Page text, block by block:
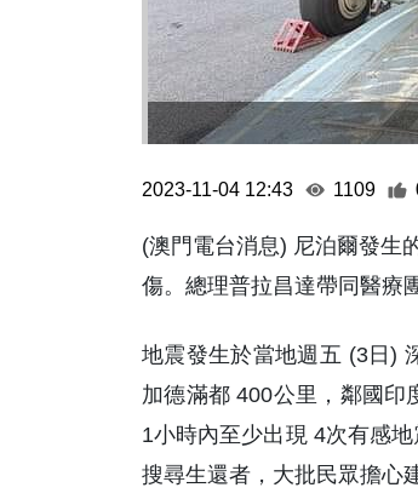
2023-11-04 12:43 1109
(澳門電台消息) 尼泊爾發生
傷。總理普拉昌達帶同醫療
地震發生於當地週五 (3日)
加德滿都 400公里，鄰國印
1小時內至少出現 4次有感
搜尋生還者，大批民眾擔心